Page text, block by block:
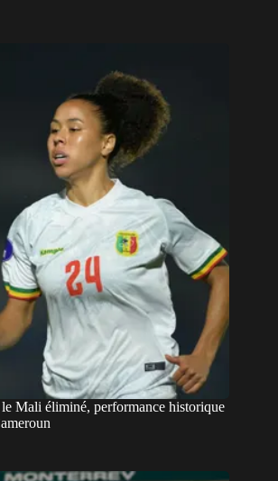
Mali éliminé, performance historique